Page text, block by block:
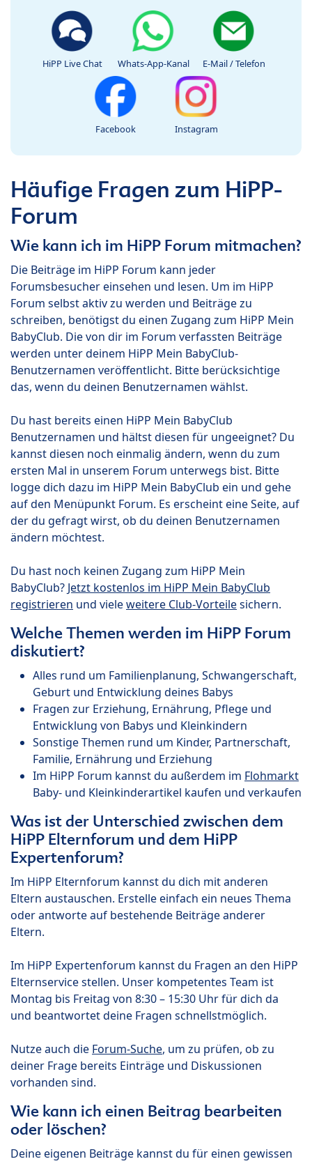
HiPP Live Chat Whats-App-Kanal E-Mail / Telefon
Facebook Instagram
Häufige Fragen zum HiPP-
Forum
Wie kann ich im HiPP Forum mitmachen?
Die Beiträge im HiPP Forum kann jeder
Forumsbesucher einsehen und lesen. Um im HiPP
Forum selbst aktiv zu werden und Beiträge zu
schreiben, benötigst du einen Zugang zum HiPP Mein
BabyClub. Die von dir im Forum verfassten Beiträge
werden unter deinem HiPP Mein BabyClub-
Benutzernamen veröffentlicht. Bitte berücksichtige
das, wenn du deinen Benutzernamen wählst.
Du hast bereits einen HiPP Mein BabyClub
Benutzernamen und hältst diesen für ungeeignet? Du
kannst diesen noch einmalig ändern, wenn du zum
ersten Mal in unserem Forum unterwegs bist. Bitte
logge dich dazu im HiPP Mein BabyClub ein und gehe
auf den Menüpunkt Forum. Es erscheint eine Seite, auf
der du gefragt wirst, ob du deinen Benutzernamen
ändern möchtest.
Du hast noch keinen Zugang zum HiPP Mein
BabyClub? Jetzt kostenlos im HiPP Mein BabyClub
registrieren und vieleweitere Club-Vorteilesichern.
Welche Themen werden im HiPP Forum
diskutiert?
Alles rund um Familienplanung, Schwangerschaft,
Geburt und Entwicklung deines Babys
Fragen zur Erziehung, Ernährung, Pflege und
Entwicklung von Babys und Kleinkindern
Sonstige Themen rund um Kinder, Partnerschaft,
Familie, Ernährung und Erziehung
Im HiPP Forum kannst du außerdem im Flohmarkt
Baby- und Kleinkinderartikel kaufen und verkaufen
Was ist der Unterschied zwischen dem
HiPP Elternforum und dem HiPP
Expertenforum?
Im HiPP Elternforum kannst du dich mit anderen
Eltern austauschen. Erstelle einfach ein neues Thema
oder antworte auf bestehende Beiträge anderer
Eltern.
Im HiPP Expertenforum kannst du Fragen an den HiPP
Elternservice stellen. Unser kompetentes Team ist
Montag bis Freitag von 8:30 – 15:30 Uhr für dich da
und beantwortet deine Fragen schnellstmöglich.
Nutze auch die Forum-Suche, um zu prüfen, ob zu
deiner Frage bereits Einträge und Diskussionen
vorhanden sind.
Wie kann ich einen Beitrag bearbeiten
oder löschen?
Deine eigenen Beiträge kannst du für einen gewissen